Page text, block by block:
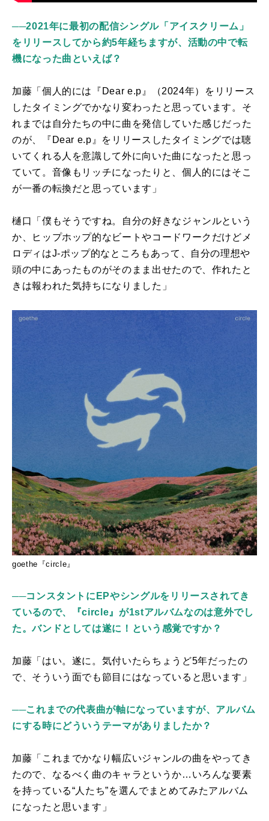
──2021年に最初の配信シングル「アイスクリーム」
をリリースしてから約5年経ちますが、活動の中で転
機になった曲といえば？
加藤「個人的には『 Dear e.p 』（2024年）をリリース
したタイミングでかなり変わったと思っています。そ
れまでは自分たちの中に曲を発信していた感じだった
のが、『 Dear e.p 』をリリースしたタイミングでは聴
いてくれる人を意識して外に向いた曲になったと思っ
ていて。音像もリッチになったりと、個人的にはそこ
が一番の転換だと思っています」
樋口「僕もそうですね。自分の好きなジャンルという
か、ヒップホップ的なビートやコードワークだけどメ
ロディはJ-ポップ的なところもあって、自分の理想や
頭の中にあったものがそのまま出せたので、作れたと
きは報われた気持ちになりました」
goethe『circle』
──コンスタントにEPやシングルをリリースされてき
ているので、『circle』が1stアルバムなのは意外でし
た。バンドとしては遂に！という感覚ですか？
加藤「はい。遂に。気付いたらちょうど5年だったの
で、そういう面でも節目にはなっていると思います」
──これまでの代表曲が軸になっていますが、アルバム
にする時にどういうテーマがありましたか？
加藤「これまでかなり幅広いジャンルの曲をやってき
たので、なるべく曲のキャラというか…いろんな要素
を持っている“人たち”を選んでまとめてみたアルバム
になったと思います」